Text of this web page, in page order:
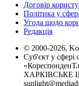
Договір
Політика у
Угода щодо
Редакція
© 2000-2026,
Суб'єкт у сфері
ХАРКІВСЬКЕ